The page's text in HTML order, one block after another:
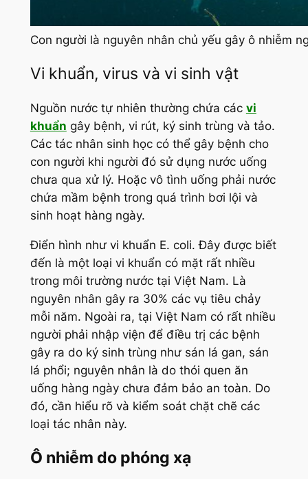
Con người là nguyên nhân chủ yếu gây ô nhiễm
Vi khuẩn, virus và vi sinh vật
Nguồn nước tự nhiên thường chứa các vi
khuẩn gây bệnh, vi rút, ký sinh trùng và tảo.
Các tác nhân sinh học có thể gây bệnh cho
con người khi người đó sử dụng nước uống
chưa qua xử lý. Hoặc vô tình uống phải nước
chứa mầm bệnh trong quá trình bơi lội và
sinh hoạt hàng ngày.
Điển hình như vi khuẩn E. coli. Đây được biết
đến là một loại vi khuẩn có mặt rất nhiều
trong môi trường nước tại Việt Nam. Là
nguyên nhân gây ra 30% các vụ tiêu chảy
mỗi năm. Ngoài ra, tại Việt Nam có rất nhiều
người phải nhập viện để điều trị các bệnh
gây ra do ký sinh trùng như sán lá gan, sán
lá phổi; nguyên nhân là do thói quen ăn
uống hàng ngày chưa đảm bảo an toàn. Do
đó, cần hiểu rõ và kiểm soát chặt chẽ các
loại tác nhân này.
Ô nhiễm do phóng xạ